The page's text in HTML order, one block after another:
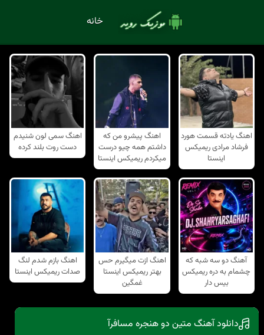
خانه
اهنگ یادته قسمت هورد
فرشاد مرادی ریمیکس
اینستا
اهنگ پیشرو من که
داشتم همه چیو درست
میکردم ریمیکس اینستا
اهنگ سمی لون شنیدم
دست روت بلند کرده
آهنگ دو سه شبه که
چشمام به دره ریمیکس
بیس دار
اهنگ ازت میگیرم حس
بهتر ریمیکس اینستا
غمگین
اهنگ بازم شدم لنگ
صدات ریمیکس اینستا
دانلود آهنگ متین دو هنجره مسافرآ